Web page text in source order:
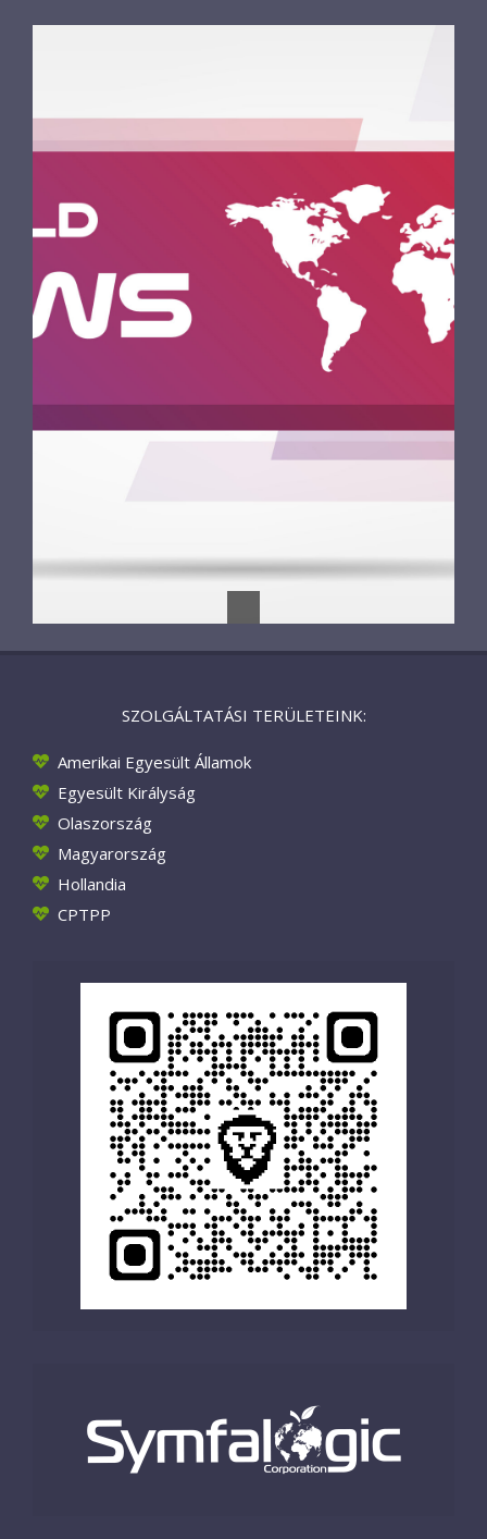
SZOLGÁLTATÁSI TERÜLETEINK:
Amerikai Egyesült Államok
Egyesült Királyság
Olaszország
Magyarország
Hollandia
CPTPP